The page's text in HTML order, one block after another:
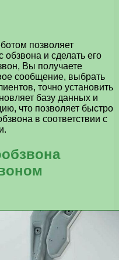
позволяет
обзвона и сделать его
Вы получаете
сообщение, выбрать
точно установить
базу данных и
что позволяет быстро
в соответствии с